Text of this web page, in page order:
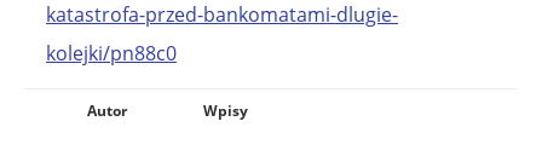
katastrofa-przed-bankomatami-dlugie-
kolejki/pn88c0
Autor Wpisy